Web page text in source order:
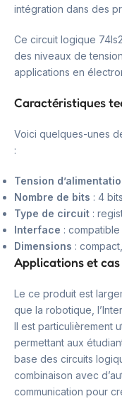
intégration dans des
Ce circuit logique
des niveaux de
applications en
Caractéristiques
Voici quelques-unes
:
Tension
Nombre de bits : 4 bits
Type de circuit :
Interface :
Dimensions :
Applications et cas
Le ce produit est
que la robotique,
Il est particulièrement
permettant aux
base des circuits
combinaison avec
communication pour